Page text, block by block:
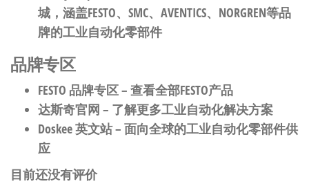
城，涵盖FESTO、SMC、AVENTICS、NORGREN等品
牌的工业自动化零部件
品牌专区
FESTO 品牌专区– 查看全部FESTO产品
达斯奇官网 – 了解更多工业自动化解决方案
Doskee 英文站– 面向全球的工业自动化零部件供
应
目前还没有评价